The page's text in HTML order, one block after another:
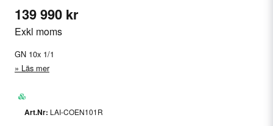
139 990 kr
Exkl moms
GN 10x 1/1
Läs mer
LAI-COEN101R